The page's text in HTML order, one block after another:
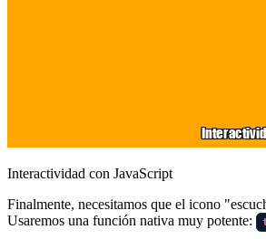
Interactividad con JavaScript
Finalmente, necesitamos que el icono
Usaremos una función nativa muy potente: